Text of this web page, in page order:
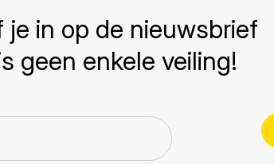
je in op de nieuwsbrief
geen enkele veiling!